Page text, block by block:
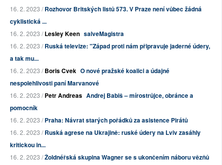
16. 2. 2023 /Rozhovor Britských listů 573. V Praze není vůbec žádná
cyklistická ...
16. 2. 2023 /Lesley Keen salveMagistra
16. 2. 2023 /Ruská televize: "Západ proti nám připravuje jaderné údery,
a tak mu...
16. 2. 2023 /Boris Cvek O nové pražské koalici a údajné
nespolehlivosti paní Marvanové
16. 2. 2023 /Petr Andreas Andrej Babiš – mírostrůjce, obránce a
pomocník
16. 2. 2023 /Praha: Návrat starých pořádků za asistence Pirátů
16. 2. 2023 /Ruská agrese na Ukrajině: ruské údery na Lviv zasáhly
kritickou in...
16. 2. 2023 /Žoldnéřská skupina Wagner se s ukončením náboru vězňů